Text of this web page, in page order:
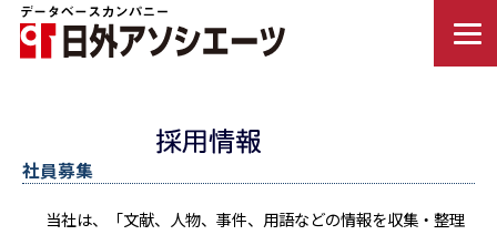
社員募集
当社は、「文献、人物、事件、用語などの情報を収集・整理